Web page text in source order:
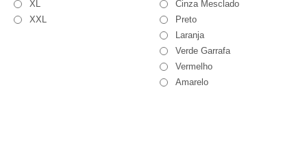
XL
XXL
Cinza Mesclado
Preto
Laranja
Verde Garrafa
Vermelho
Amarelo